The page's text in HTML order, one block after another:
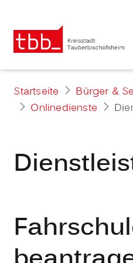
Startseite Bürger &
Onlinedienste